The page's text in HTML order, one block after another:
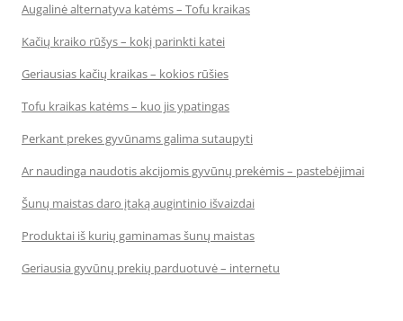
Augalinė alternatyva katėms – Tofu kraikas
Kačių kraiko rūšys – kokį parinkti katei
Geriausias kačių kraikas – kokios rūšies
Tofu kraikas katėms – kuo jis ypatingas
Perkant prekes gyvūnams galima sutaupyti
Ar naudinga naudotis akcijomis gyvūnų prekėmis – pastebėjimai
Šunų maistas daro įtaką augintinio išvaizdai
Produktai iš kurių gaminamas šunų maistas
Geriausia gyvūnų prekių parduotuvė – internetu